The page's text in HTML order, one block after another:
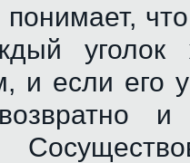
уголок
и если его